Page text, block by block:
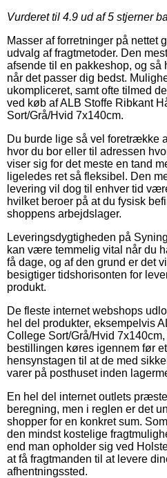
Vurderet til 4.9 ud af 5 stjerner
Masser af forretninger på nettet
udvalg af fragtmetoder. Den
afsende til en pakkeshop, og så
når det passer dig bedst.
ukompliceret, samt ofte tilmed
ved køb af ALB Stoffe Ribkant
Sort/Grå/Hvid 7x140cm.
Du burde lige så vel foretrække
hvor du bor eller til adressen
viser sig for det meste en tand
ligeledes ret så fleksibel. Den
levering vil dog til enhver tid
hvilket beroer på at du fysisk
shoppens arbejdslager.
Leveringsdygtigheden på
kan være temmelig vital når du
få dage, og af den grund er det
besigtiger tidshorisonten for
produkt.
De fleste internet webshops
hel del produkter, eksempelvis
College Sort/Grå/Hvid
bestillingen køres igennem før
hensynstagen til at de med
varer på posthuset inden
En hel del internet outlets
beregning, men i reglen er det
shopper for en konkret sum.
den mindst kostelige
end man opholder sig ved
at få fragtmanden til at levere
afhentningssted.